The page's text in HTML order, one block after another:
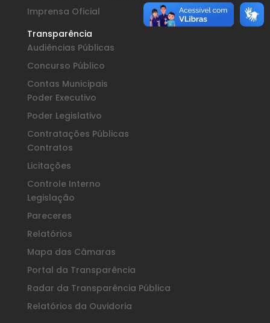
Imprensa Oficial
Transparência
Audiências Públicas
Concurso Público
Contas Municipais
Poder Executivo
Poder Legislativo
Contratações Públicas
Contratos
Licitações
Controle Interno
Legislação
Pareceres
Relatórios
Mapa das Câmaras
Portal da Transparência
Radar da Transparência Pública
Relatórios da Ouvidoria